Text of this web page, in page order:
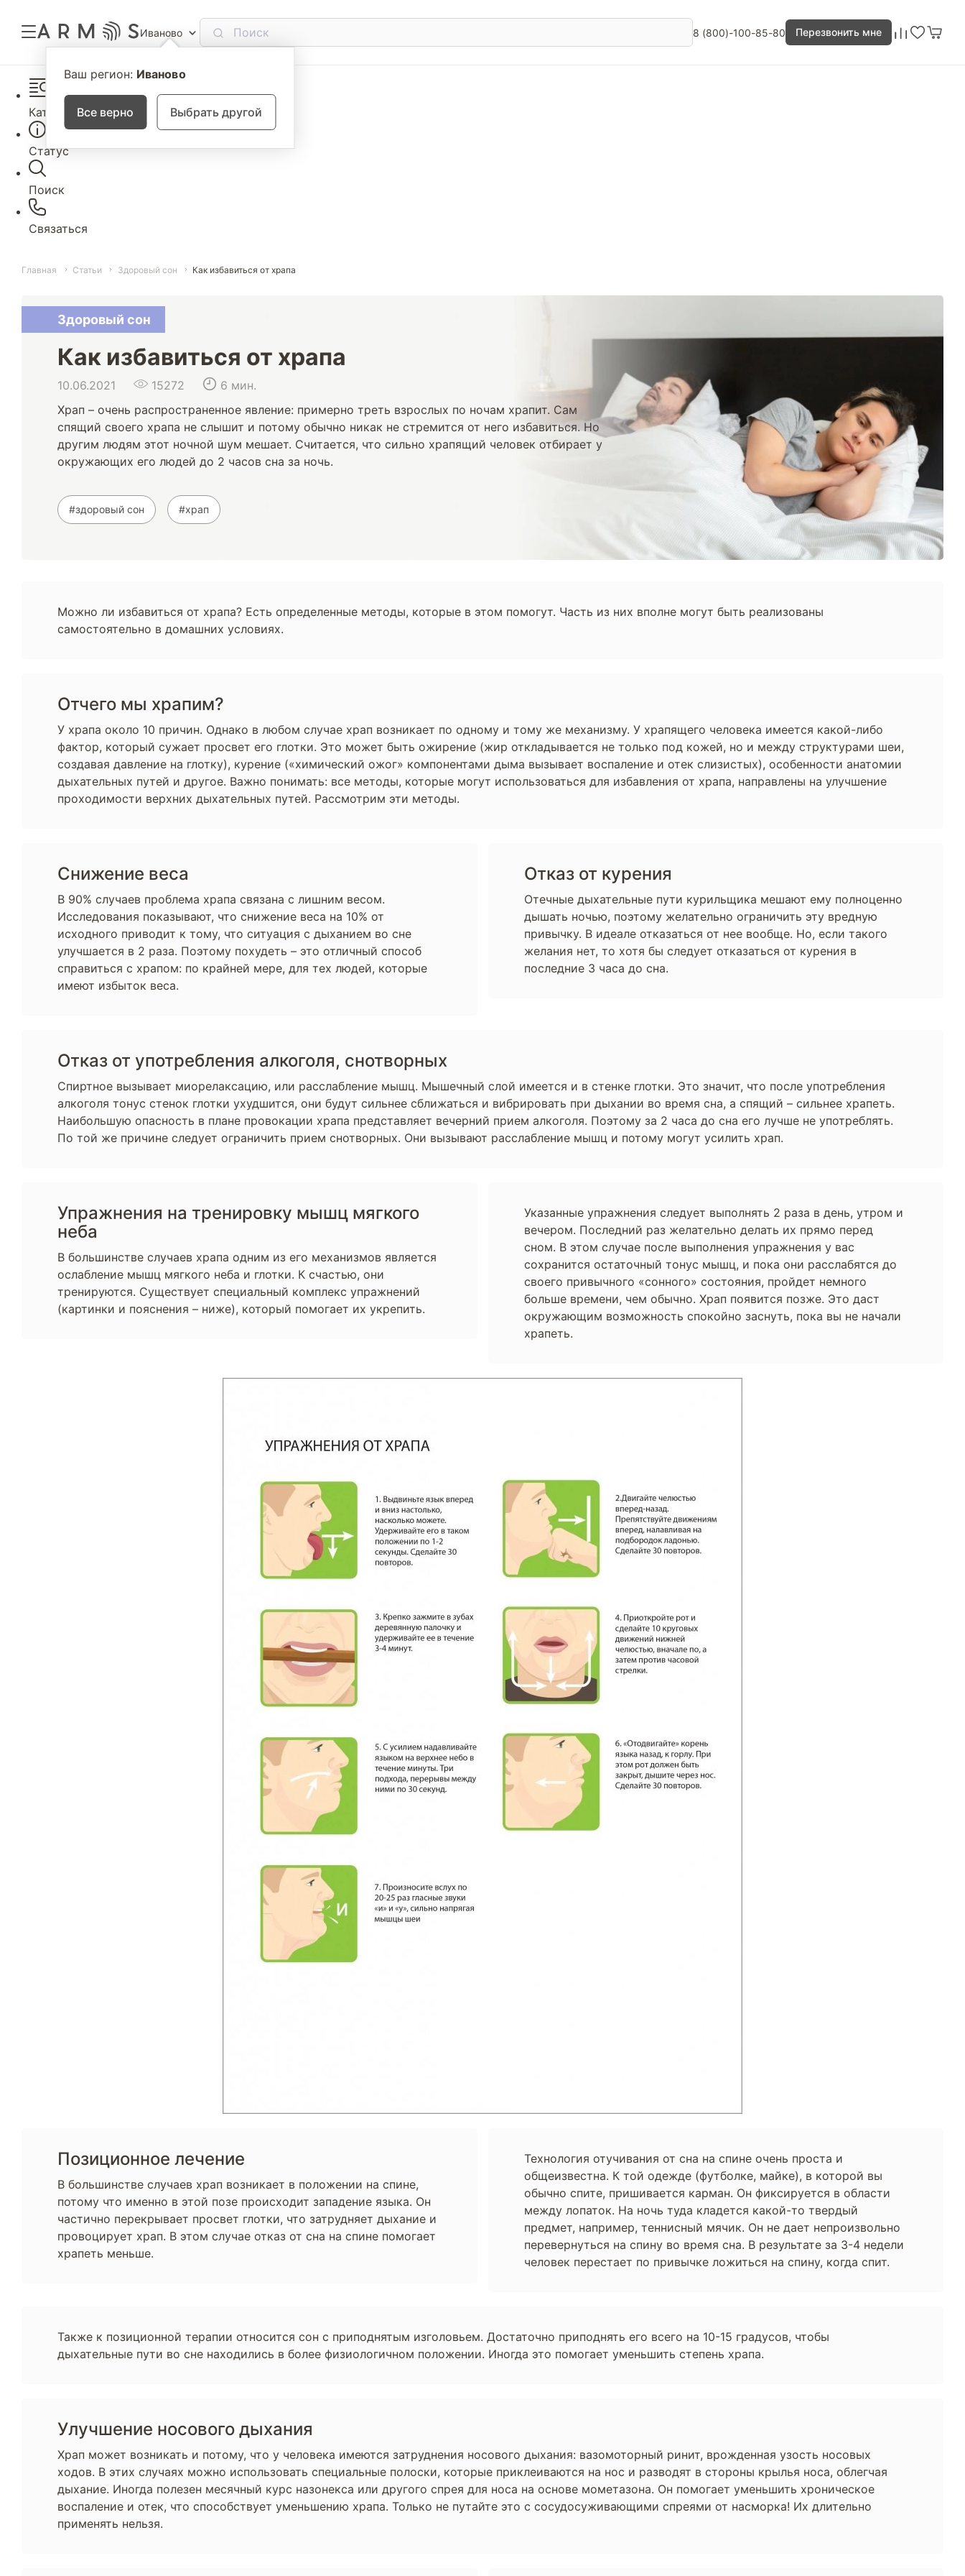
Иваново
Ваш регион: Иваново
Все верно Выбрать другой
8 (800)-100-85-80 Перезвонить мне
Каталог
Статус
Поиск
Связаться
Главная Статьи Здоровый сон Как избавиться от храпа
Здоровый сон
Как избавиться от храпа
10.06.2021 15272
6 мин.
Храп – очень распространенное явление: примерно треть взрослых по ночам храпит. Сам
спящий своего храпа не слышит и потому обычно никак не стремится от него избавиться. Но
другим людям этот ночной шум мешает. Считается, что сильно храпящий человек отбирает у
окружающих его людей до 2 часов сна за ночь.
#здоровый сон #храп
Можно ли избавиться от храпа? Есть определенные методы, которые в этом помогут. Часть из них вполне могут быть реализованы
самостоятельно в домашних условиях.
Отчего мы храпим?
У храпа около 10 причин. Однако в любом случае храп возникает по одному и тому же механизму. У храпящего человека имеется какой-либо
фактор, который сужает просвет его глотки. Это может быть ожирение (жир откладывается не только под кожей, но и между структурами шеи,
создавая давление на глотку), курение («химический ожог» компонентами дыма вызывает воспаление и отек слизистых), особенности анатомии
дыхательных путей и другое. Важно понимать: все методы, которые могут использоваться для избавления от храпа, направлены на улучшение
проходимости верхних дыхательных путей. Рассмотрим эти методы.
Снижение веса
В 90% случаев проблема храпа связана с лишним весом.
Исследования показывают, что снижение веса на 10% от
исходного приводит к тому, что ситуация с дыханием во сне
улучшается в 2 раза. Поэтому похудеть – это отличный способ
справиться с храпом: по крайней мере, для тех людей, которые
имеют избыток веса.
Отказ от курения
Отечные дыхательные пути курильщика мешают ему полноценно
дышать ночью, поэтому желательно ограничить эту вредную
привычку. В идеале отказаться от нее вообще. Но, если такого
желания нет, то хотя бы следует отказаться от курения в
последние 3 часа до сна.
Отказ от употребления алкоголя, снотворных
Спиртное вызывает миорелаксацию, или расслабление мышц. Мышечный слой имеется и в стенке глотки. Это значит, что после употребления
алкоголя тонус стенок глотки ухудшится, они будут сильнее сближаться и вибрировать при дыхании во время сна, а спящий – сильнее храпеть.
Наибольшую опасность в плане провокации храпа представляет вечерний прием алкоголя. Поэтому за 2 часа до сна его лучше не употреблять.
По той же причине следует ограничить прием снотворных. Они вызывают расслабление мышц и потому могут усилить храп.
Упражнения на тренировку мышц мягкого
неба
В большинстве случаев храпа одним из его механизмов является
ослабление мышц мягкого неба и глотки. К счастью, они
тренируются. Существует специальный комплекс упражнений
(картинки и пояснения – ниже), который помогает их укрепить.
Указанные упражнения следует выполнять 2 раза в день, утром и
вечером. Последний раз желательно делать их прямо перед
сном. В этом случае после выполнения упражнения у вас
сохранится остаточный тонус мышц, и пока они расслабятся до
своего привычного «сонного» состояния, пройдет немного
больше времени, чем обычно. Храп появится позже. Это даст
окружающим возможность спокойно заснуть, пока вы не начали
храпеть.
Позиционное лечение
В большинстве случаев храп возникает в положении на спине,
потому что именно в этой позе происходит западение языка. Он
частично перекрывает просвет глотки, что затрудняет дыхание и
провоцирует храп. В этом случае отказ от сна на спине помогает
храпеть меньше.
Технология отучивания от сна на спине очень проста и
общеизвестна. К той одежде (футболке, майке), в которой вы
обычно спите, пришивается карман. Он фиксируется в области
между лопаток. На ночь туда кладется какой-то твердый
предмет, например, теннисный мячик. Он не дает непроизвольно
перевернуться на спину во время сна. В результате за 3-4 недели
человек перестает по привычке ложиться на спину, когда спит.
Также к позиционной терапии относится сон с приподнятым изголовьем. Достаточно приподнять его всего на 10-15 градусов, чтобы
дыхательные пути во сне находились в более физиологичном положении. Иногда это помогает уменьшить степень храпа.
Улучшение носового дыхания
Храп может возникать и потому, что у человека имеются затруднения носового дыхания: вазомоторный ринит, врожденная узость носовых
ходов. В этих случаях можно использовать специальные полоски, которые приклеиваются на нос и разводят в стороны крылья носа, облегчая
дыхание. Иногда полезен месячный курс назонекса или другого спрея для носа на основе мометазона. Он помогает уменьшить хроническое
воспаление и отек, что способствует уменьшению храпа. Только не путайте это с сосудосуживающими спреями от насморка! Их длительно
применять нельзя.